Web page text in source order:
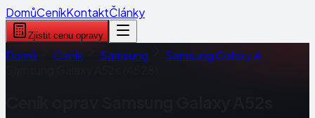
DomůCeníkKontaktČlánky
Zjistit cenu opravy
Domů Ceník Samsung
Samsung Galaxy A